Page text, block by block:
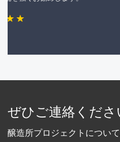
ぜひご連絡くださ
醸造所プロジェクトについ